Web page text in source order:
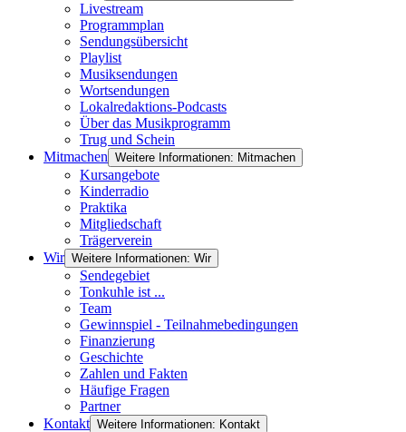
Livestream
Programmplan
Sendungsübersicht
Playlist
Musiksendungen
Wortsendungen
Lokalredaktions-Podcasts
Über das Musikprogramm
Trug und Schein
Mitmachen Weitere Informationen: Mitmachen
Kursangebote
Kinderradio
Praktika
Mitgliedschaft
Trägerverein
Wir Weitere Informationen: Wir
Sendegebiet
Tonkuhle ist ...
Team
Gewinnspiel - Teilnahmebedingungen
Finanzierung
Geschichte
Zahlen und Fakten
Häufige Fragen
Partner
Kontakt Weitere Informationen: Kontakt